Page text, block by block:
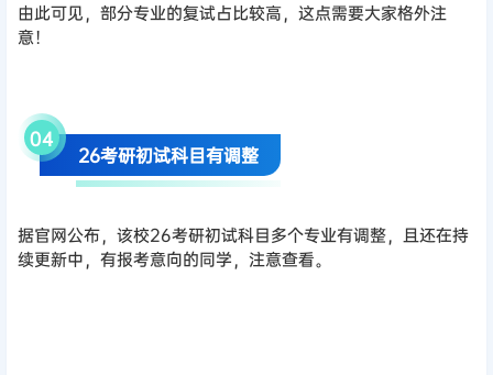
由此可见，部分专业的复试占比较高，这点需要大家格外注
意！
04
26考研初试科目有调整
据官网公布，该校26考研初试科目多个专业有调整，且还在持
续更新中，有报考意向的同学，注意查看。